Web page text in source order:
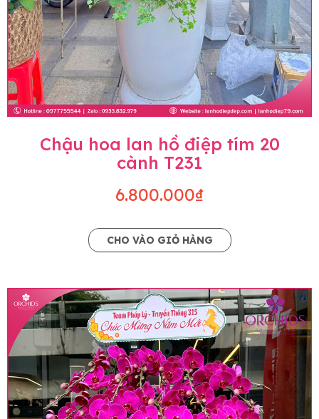
Chậu hoa lan hồ điệp tím 20
cành T231
6.800.000₫
CHO VÀO GIỎ HÀNG